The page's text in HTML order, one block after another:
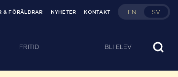
& FÖRÄLDRAR NYHETER KONTAKT EN SV
FRITID BLI ELEV